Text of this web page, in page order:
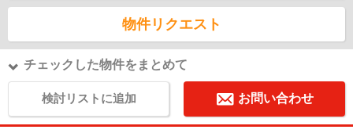
物件リクエスト
チェックした物件をまとめて
検討リストに追加 お問い合わせ